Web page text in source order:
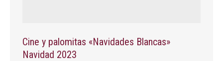
Cine y palomitas «Navidades Blancas»
Navidad 2023